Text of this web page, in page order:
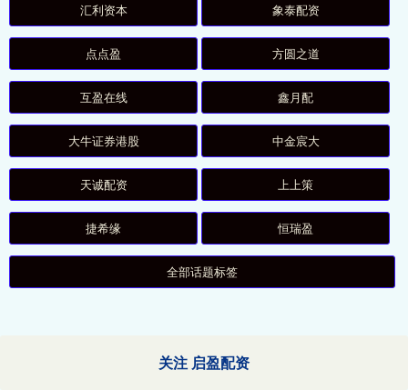
汇利资本 象泰配资
点点盈 方圆之道
互盈在线 鑫月配
大牛证券港股 中金宸大
天诚配资 上上策
捷希缘 恒瑞盈
全部话题标签
关注 启盈配资